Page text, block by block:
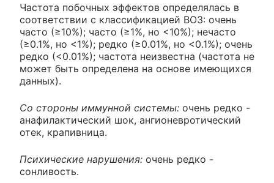
Частота побочных эффектов определялась в
соответствии с классификацией ВОЗ: очень
часто (≥10%); часто (≥1%, но <10%); нечасто
(≥0.1%, но <1%); редко (≥0.01%, но <0.1%); очень
редко (<0.01%); частота неизвестна (частота не
может быть определена на основе имеющихся
данных).
Со стороны иммунной системы: очень редко -
анафилактический шок, ангионевротический
отек, крапивница.
Психические нарушения: очень редко -
сонливость.